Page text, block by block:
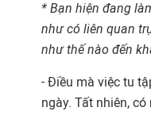
* Bạn hiện đang
như có liên quan
như thế nào đến
- Điều mà việc tu
ngày. Tất nhiên,